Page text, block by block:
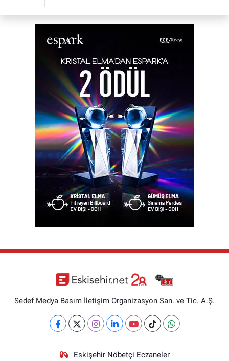
Sedef Medya Basım İletişim Organizasyon San. ve Tic. A.Ş.
Eskişehir Nöbetçi Eczaneler